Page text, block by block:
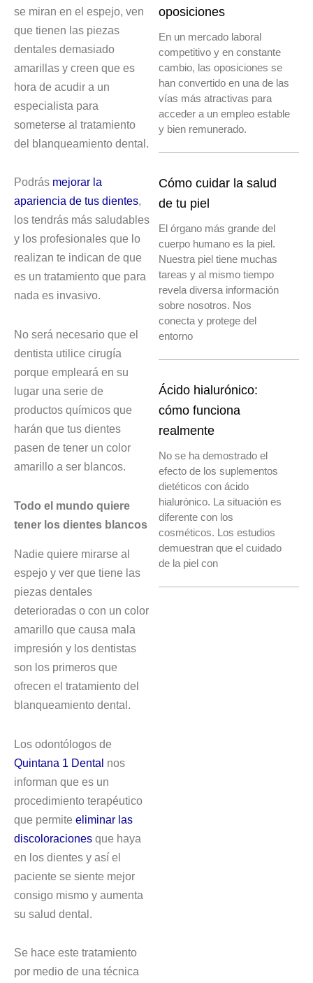
se miran en el espejo, ven
que tienen las piezas
dentales demasiado
amarillas y creen que es
hora de acudir a un
especialista para
someterse al tratamiento
del blanqueamiento dental.
Podrás mejorar la
apariencia de tus dientes,
los tendrás más saludables
y los profesionales que lo
realizan te indican de que
es un tratamiento que para
nada es invasivo.
No será necesario que el
dentista utilice cirugía
porque empleará en su
lugar una serie de
productos químicos que
harán que tus dientes
pasen de tener un color
amarillo a ser blancos.
Todo el mundo quiere
tener los dientes blancos
Nadie quiere mirarse al
espejo y ver que tiene las
piezas dentales
deterioradas o con un color
amarillo que causa mala
impresión y los dentistas
son los primeros que
ofrecen el tratamiento del
blanqueamiento dental.
Los odontólogos de
Quintana 1 Dental nos
informan que es un
procedimiento terapéutico
que permite eliminar las
discoloraciones que haya
en los dientes y así el
paciente se siente mejor
consigo mismo y aumenta
su salud dental.
Se hace este tratamiento
por medio de una técnica
oposiciones
En un mercado laboral
competitivo y en constante
cambio, las oposiciones se
han convertido en una de las
vías más atractivas para
acceder a un empleo estable
y bien remunerado.
Cómo cuidar la salud
de tu piel
El órgano más grande del
cuerpo humano es la piel.
Nuestra piel tiene muchas
tareas y al mismo tiempo
revela diversa información
sobre nosotros. Nos
conecta y protege del
entorno
Ácido hialurónico:
cómo funciona
realmente
No se ha demostrado el
efecto de los suplementos
dietéticos con ácido
hialurónico. La situación es
diferente con los
cosméticos. Los estudios
demuestran que el cuidado
de la piel con